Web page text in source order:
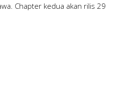
Chapter kedua akan rilis 29